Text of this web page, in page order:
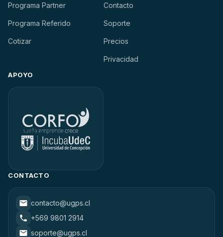
Programa Partner
Programa Referido
Cotizar
Contacto
Soporte
Precios
Privacidad
APOYO
CONTACTO
contacto@ugps.cl
+569 9801 2914
soporte@ugps.cl